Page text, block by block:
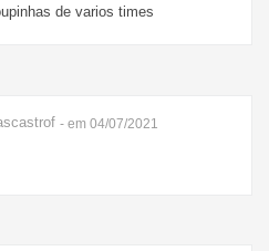
de varios times
- em 04/07/2021